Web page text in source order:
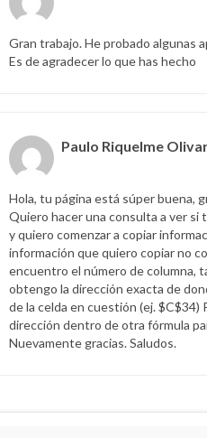
Gran trabajo. He probado algunas
Es de agradecer lo que has hecho
Paulo Riquelme
Hola, tu página está súper buena,
Quiero hacer una consulta a ver si
y quiero comenzar a copiar
información que quiero copiar no
encuentro el número de columna,
obtengo la dirección exacta de
de la celda en cuestión (ej. $C$34)
dirección dentro de otra fórmula
Nuevamente gracias. Saludos.